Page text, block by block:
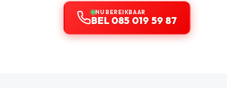
NU BEREIKBAAR
BEL 085 019 59 87